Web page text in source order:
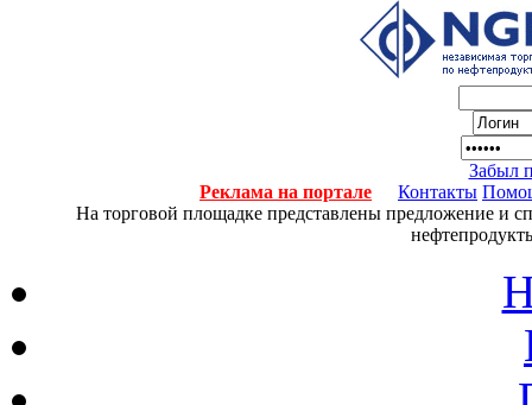
Забыл
Реклама на портале
Контакты
На торговой площадке представлены предложение и